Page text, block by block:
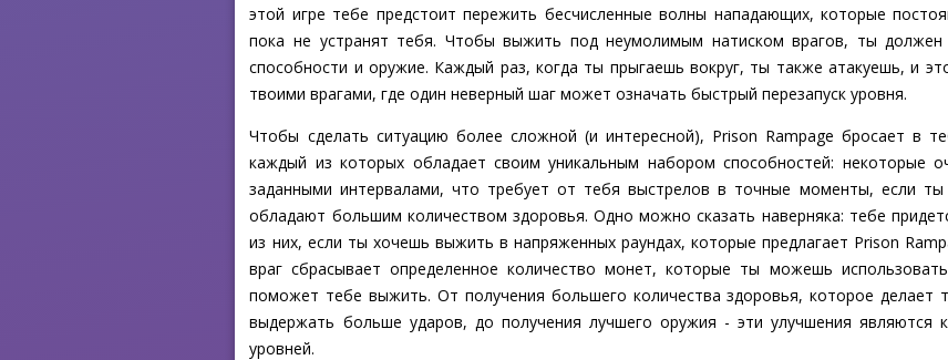
этой игре тебе предстоит пережить бесчисленные волны нападающих, которые
пока не устранят тебя. Чтобы выжить под неумолимым натиском врагов, ты должен
способности и оружие. Каждый раз, когда ты прыгаешь вокруг, ты также атакуешь, и
твоими врагами, где один неверный шаг может означать быстрый перезапуск уровня.
Чтобы сделать ситуацию более сложной (и интересной), Prison Rampage бросает в
каждый из которых обладает своим уникальным набором способностей: некоторые
заданными интервалами, что требует от тебя выстрелов в точные моменты, если
обладают большим количеством здоровья. Одно можно сказать наверняка: тебе
из них, если ты хочешь выжить в напряженных раундах, которые предлагает Prison
враг сбрасывает определенное количество монет, которые ты можешь
поможет тебе выжить. От получения большего количества здоровья, которое
выдержать больше ударов, до получения лучшего оружия - эти улучшения
уровней.